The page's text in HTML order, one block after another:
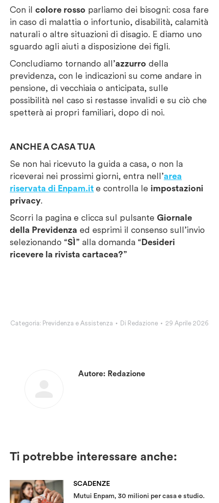
Con il colore rosso parliamo dei bisogni: cosa fare
in caso di malattia o infortunio, disabilità, calamità
naturali o altre situazioni di disagio. E diamo uno
sguardo agli aiuti a disposizione dei figli.
Concludiamo tornando all’azzurro della
previdenza, con le indicazioni su come andare in
pensione, di vecchiaia o anticipata, sulle
possibilità nel caso si restasse invalidi e su ciò che
spetterà ai propri familiari, dopo di noi.
ANCHE A CASA TUA
Se non hai ricevuto la guida a casa, o non la
riceverai nei prossimi giorni, entra nell’area
riservata di Enpam.ite controlla le impostazioni
privacy.
Scorri la pagina e clicca sul pulsante Giornale
della Previdenza ed esprimi il consenso sull’invio
selezionando “SÌ” alla domanda “Desideri
ricevere la rivista cartacea?”
Categoria: Previdenza e Assistenza Di Redazione 29 Aprile 2026
Autore: Redazione
Ti potrebbe interessare anche:
SCADENZE
Mutui Enpam, 30 milioni per casa e studio.